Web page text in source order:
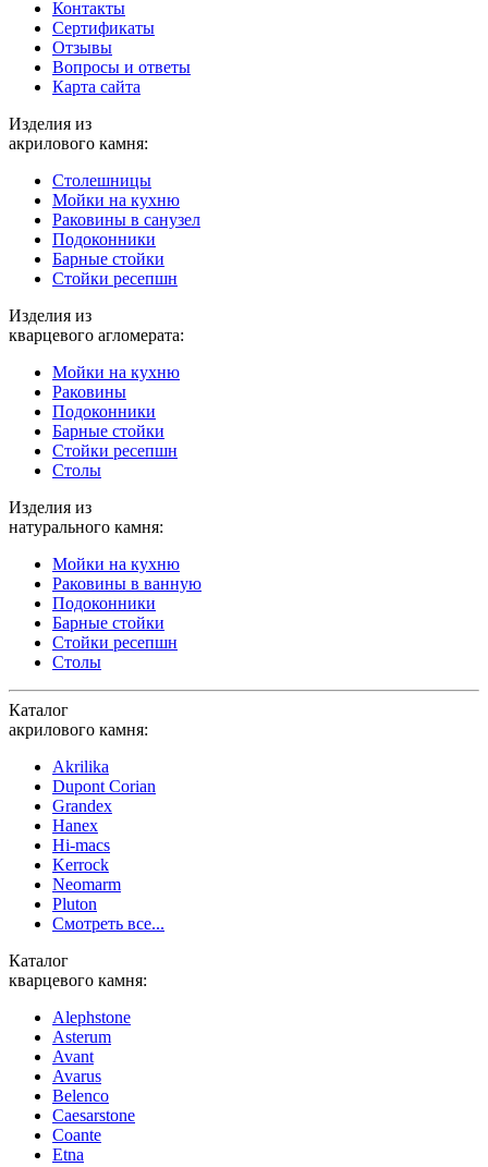
Контакты
Cертификаты
Отзывы
Вопросы и ответы
Карта сайта
Изделия из
акрилового камня:
Столешницы
Мойки на кухню
Раковины в санузел
Подоконники
Барные стойки
Стойки ресепшн
Изделия из
кварцевого агломерата:
Мойки на кухню
Раковины
Подоконники
Барные стойки
Стойки ресепшн
Столы
Изделия из
натурального камня:
Мойки на кухню
Раковины в ванную
Подоконники
Барные стойки
Стойки ресепшн
Столы
Каталог
акрилового камня:
Akrilika
Dupont Corian
Grandex
Hanex
Hi-macs
Kerrock
Neomarm
Pluton
Смотреть все...
Каталог
кварцевого камня:
Alephstone
Asterum
Avant
Avarus
Belenco
Caesarstone
Coante
Etna